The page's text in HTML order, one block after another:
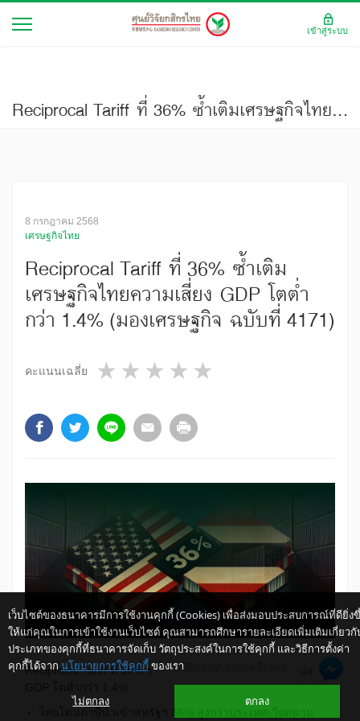
Reciprocal Tariff ที่ 36% ซ้ำเติมเศรษฐกิจไทยความเสี่ยง GDP โตต่ำกว่า 1.4% (มองเศรษฐกิจ ฉบับที่ 4171)
8 กรกฎาคม 2568
เศรษฐกิจไทย
Reciprocal Tariff ที่ 36% ซ้ำเติม
เศรษฐกิจไทยความเสี่ยง GDP โตต่ำ
กว่า 1.4% (มองเศรษฐกิจ ฉบับที่ 4171)
คะแนนเฉลี่ย 4 stars
3 stars
2 stars
1 star
Reciprocal Tariff ที่ 36% ซ้ำเติมเศรษฐกิจไทย ... ความเสี่ยง
เว็บไซต์ของธนาคารมีการใช้งานคุกกี้ (Cookies) เพื่อส่งมอบประสบการณ์ที่ดียิ่ง
ให้แก่คุณในการเข้าใช้งานเว็บไซต์ คุณสามารถศึกษารายละเอียดเพิ่มเติมเกี่ยวกั
ประเภทของคุกกี้ที่ธนาคารจัดเก็บ วัตถุประสงค์ในการใช้คุกกี้ และวิธีการตั้งค่า
คุกกี้ได้จาก นโยบายการใช้คุกกี้ของเรา
ไม่ตกลง ตกลง
เข้าสู่ระบบ
ให้ K-Buddy ช่วยเหลือคุณ